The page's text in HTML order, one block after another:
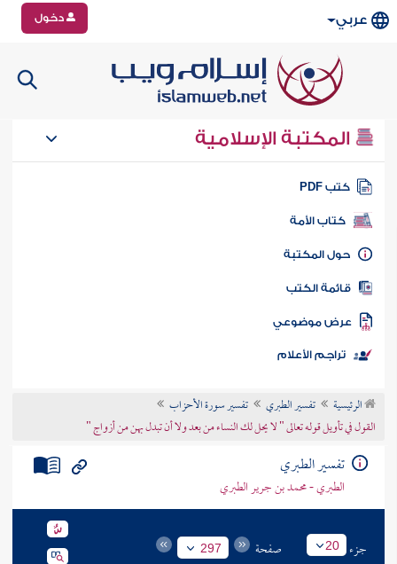
عربي دخول
المكتبة الإسلامية
كتب PDF
كتاب الأمة
المكتبة
الكتب
موضوعي
تراجم الأعلام
الرئيسية تفسير الطبري
تفسير سورة الأحزاب
القول في تأويل قوله تعالى " لا يحل لك النساء من بعد ولا أن تبدل بهن من أزواج "
تفسير الطبري
الطبري - محمد بن جرير الطبري
جزء 20 صفحة 297